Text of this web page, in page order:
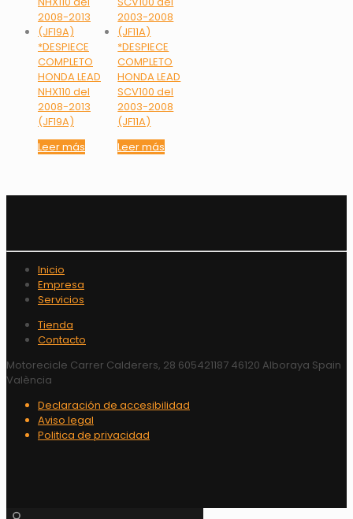
*DESPIECE
COMPLETO
HONDA LEAD
NHX110 del
2008-2013
(JF19A)
Leer más
*DESPIECE
COMPLETO
HONDA LEAD
SCV100 del
2003-2008
(JF11A)
Leer más
Inicio
Empresa
Servicios
Tienda
Contacto
Motorecicle Carrer Calderers, 28 605421187 46120 Alboraya Spain
València
Declaración de accesibilidad
Aviso legal
Politica de privacidad